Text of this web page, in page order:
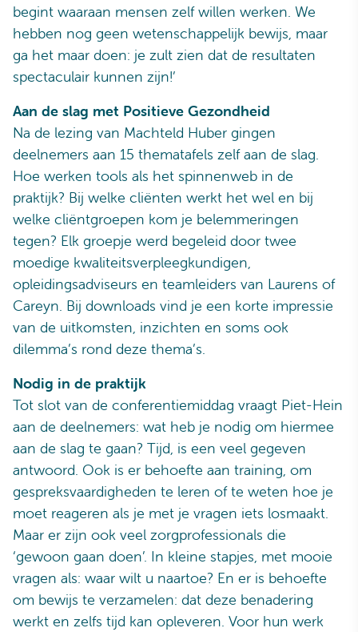
begint waaraan mensen zelf willen werken. We
hebben nog geen wetenschappelijk bewijs, maar
ga het maar doen: je zult zien dat de resultaten
spectaculair kunnen zijn!’
Aan de slag met Positieve Gezondheid
Na de lezing van Machteld Huber gingen
deelnemers aan 15 thematafels zelf aan de slag.
Hoe werken tools als het spinnenweb in de
praktijk? Bij welke cliënten werkt het wel en bij
welke cliëntgroepen kom je belemmeringen
tegen? Elk groepje werd begeleid door twee
moedige kwaliteitsverpleegkundigen,
opleidingsadviseurs en teamleiders van Laurens of
Careyn. Bij downloads vind je een korte impressie
van de uitkomsten, inzichten en soms ook
dilemma’s rond deze thema’s.
Nodig in de praktijk
Tot slot van de conferentiemiddag vraagt Piet-Hein
aan de deelnemers: wat heb je nodig om hiermee
aan de slag te gaan? Tijd, is een veel gegeven
antwoord. Ook is er behoefte aan training, om
gespreksvaardigheden te leren of te weten hoe je
moet reageren als je met je vragen iets losmaakt.
Maar er zijn ook veel zorgprofessionals die
‘gewoon gaan doen’. In kleine stapjes, met mooie
vragen als: waar wilt u naartoe? En er is behoefte
om bewijs te verzamelen: dat deze benadering
werkt en zelfs tijd kan opleveren. Voor hun werk